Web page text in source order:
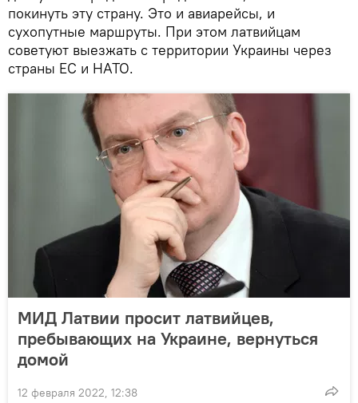
покинуть эту страну. Это и авиарейсы, и
сухопутные маршруты. При этом латвийцам
советуют выезжать с территории Украины через
страны ЕС и НАТО.
МИД Латвии просит латвийцев,
пребывающих на Украине, вернуться
домой
12 февраля 2022, 12:38